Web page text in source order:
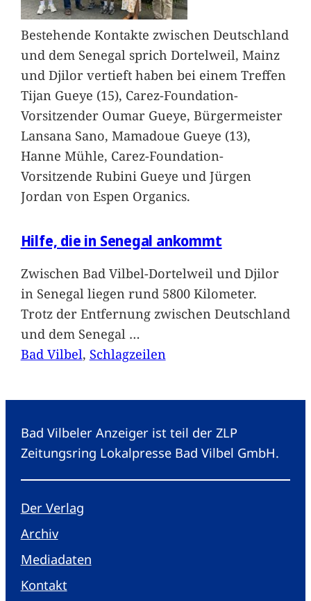
Bestehende Kontakte zwischen Deutschland
und dem Senegal sprich Dortelweil, Mainz
und Djilor vertieft haben bei einem Treffen
Tijan Gueye (15), Carez-Foundation-
Vorsitzender Oumar Gueye, Bürgermeister
Lansana Sano, Mamadoue Gueye (13),
Hanne Mühle, Carez-Foundation-
Vorsitzende Rubini Gueye und Jürgen
Jordan von Espen Organics.
Hilfe, die in Senegal ankommt
Zwischen Bad Vilbel-Dortelweil und Djilor
in Senegal liegen rund 5800 Kilometer.
Trotz der Entfernung zwischen Deutschland
und dem Senegal …
Bad Vilbel, Schlagzeilen
Bad Vilbeler Anzeiger ist teil der ZLP
Zeitungsring Lokalpresse Bad Vilbel GmbH.
Der Verlag
Archiv
Mediadaten
Kontakt